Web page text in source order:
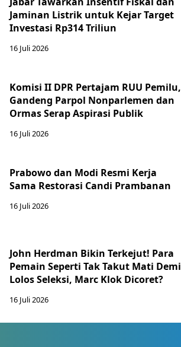
Jaminan Listrik untuk Kejar Target
Investasi Rp314 Triliun
16 Juli 2026
Komisi II DPR Pertajam RUU Pemilu,
Gandeng Parpol Nonparlemen dan
Ormas Serap Aspirasi Publik
16 Juli 2026
Prabowo dan Modi Resmi Kerja
Sama Restorasi Candi Prambanan
16 Juli 2026
John Herdman Bikin Terkejut! Para
Pemain Seperti Tak Takut Mati Demi
Lolos Seleksi, Marc Klok Dicoret?
16 Juli 2026